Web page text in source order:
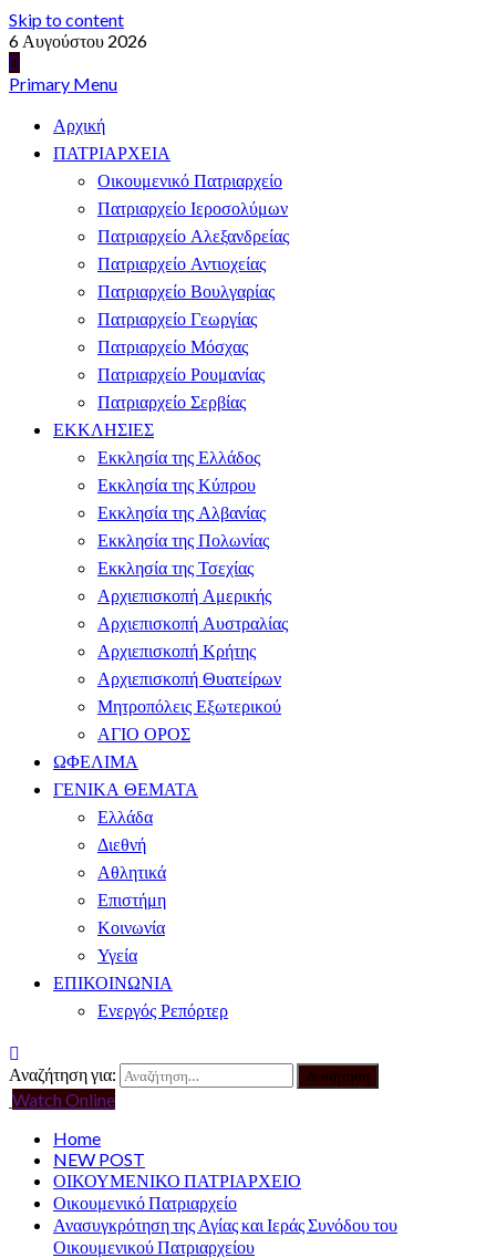
Skip to content
6 Αυγούστου 2026
Primary Menu
Αρχική
ΠΑΤΡΙΑΡΧΕΙΑ
Οικουμενικό Πατριαρχείο
Πατριαρχείο Ιεροσολύμων
Πατριαρχείο Αλεξανδρείας
Πατριαρχείο Αντιοχείας
Πατριαρχείο Βουλγαρίας
Πατριαρχείο Γεωργίας
Πατριαρχείο Μόσχας
Πατριαρχείο Ρουμανίας
Πατριαρχείο Σερβίας
ΕΚΚΛΗΣΙΕΣ
Εκκλησία της Ελλάδος
Εκκλησία της Κύπρου
Εκκλησία της Αλβανίας
Εκκλησία της Πολωνίας
Εκκλησία της Τσεχίας
Αρχιεπισκοπή Αμερικής
Αρχιεπισκοπή Αυστραλίας
Αρχιεπισκοπή Κρήτης
Αρχιεπισκοπή Θυατείρων
Μητροπόλεις Εξωτερικού
ΑΓΙΟ ΟΡΟΣ
ΩΦΕΛΙΜΑ
ΓΕΝΙΚΑ ΘΕΜΑΤΑ
Ελλάδα
Διεθνή
Αθλητικά
Επιστήμη
Κοινωνία
Υγεία
ΕΠΙΚΟΙΝΩΝΙΑ
Ενεργός Ρεπόρτερ
Αναζήτηση για:
Watch Online
Home
NEW POST
ΟΙΚΟΥΜΕΝΙΚΟ ΠΑΤΡΙΑΡΧΕΙΟ
Οικουμενικό Πατριαρχείο
Ανασυγκρότηση της Αγίας και Ιεράς Συνόδου του
Οικουμενικού Πατριαρχείου